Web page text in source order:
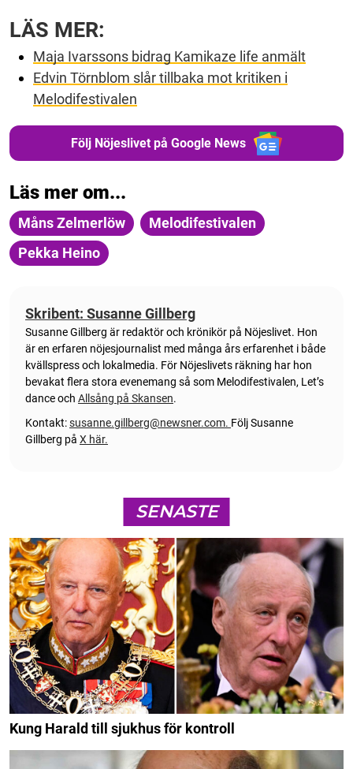
LÄS MER:
Maja Ivarssons bidrag Kamikaze life anmält
Edvin Törnblom slår tillbaka mot kritiken i
Melodifestivalen
Följ Nöjeslivet på Google News
Läs mer om...
Måns Zelmerlöw
Melodifestivalen
Pekka Heino
Skribent: Susanne Gillberg
Susanne Gillberg är redaktör och krönikör på Nöjeslivet. Hon
är en erfaren nöjesjournalist med många års erfarenhet i både
kvällspress och lokalmedia. För Nöjeslivets räkning har hon
bevakat flera stora evenemang så som Melodifestivalen, Let’s
dance och Allsång på Skansen.
Kontakt:susanne.gillberg@newsner.com. Följ Susanne
Gillberg på X här.
SENASTE
Kung Harald till sjukhus för kontroll